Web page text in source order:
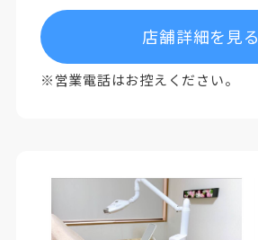
店舗詳細を見る
※営業電話はお控えください。